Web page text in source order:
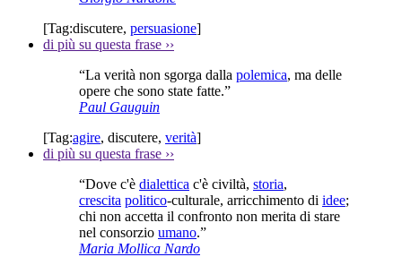
[Tag:discutere, persuasione]
di più su questa frase ››
“La verità non sgorga dalla polemica, ma delle
opere che sono state fatte.”
Paul Gauguin
[Tag:agire, discutere, verità]
di più su questa frase ››
“Dove c'è dialettica c'è civiltà, storia,
crescita politico-culturale, arricchimento di idee;
chi non accetta il confronto non merita di stare
nel consorzio umano.”
Maria Mollica Nardo